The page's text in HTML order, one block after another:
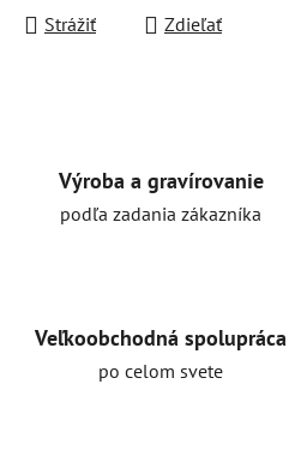
Strážiť Zdieľať
Výroba a gravírovanie
podľa zadania zákazníka
Veľkoobchodná spolupráca
po celom svete